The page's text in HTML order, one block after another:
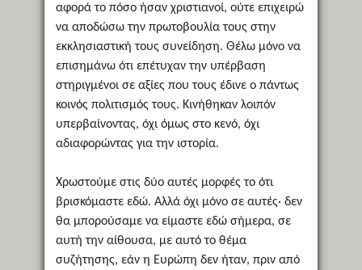
αφορά το πόσο ήσαν χριστιανοί, ούτε επιχειρώ
να αποδώσω την πρωτοβουλία τους στην
εκκλησιαστική τους συνείδηση. Θέλω μόνο να
επισημάνω ότι επέτυχαν την υπέρβαση
στηριγμένοι σε αξίες που τους έδινε ο πάντως
κοινός πολιτισμός τους. Κινήθηκαν λοιπόν
υπερβαίνοντας, όχι όμως στο κενό, όχι
αδιαφορώντας για την ιστορία.
Χρωστούμε στις δύο αυτές μορφές το ότι
βρισκόμαστε εδώ. Αλλά όχι μόνο σε αυτές· δεν
θα μπορούσαμε να είμαστε εδώ σήμερα, σε
αυτή την αίθουσα, με αυτό το θέμα
συζήτησης, εάν η Ευρώπη δεν ήταν, πριν από